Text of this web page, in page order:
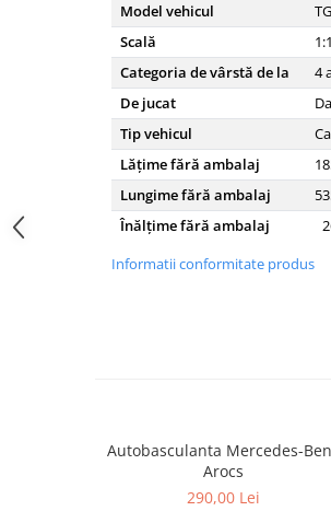
Piese tractoare agricole
Goldoni
Piese balotiere
Model vehicul
Scală
Categoria de vârstă de la
4
De jucat
Da
Tip vehicul
Lățime fără ambalaj
Lungime fără ambalaj
Înălțime fără ambalaj
Informatii conformitate produs
Autobasculanta Mercedes-
Arocs
290,00 Lei